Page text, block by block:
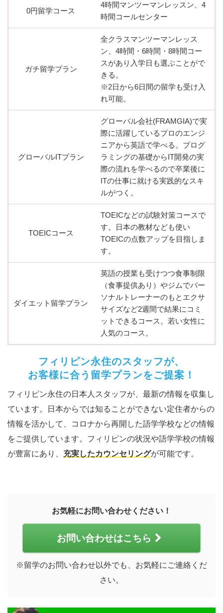
0円留学コース
4時間マンツーマンレッスン、4
時間コールセンター
ガチ留学プラン
全クラスマンツーマンレッス
ン、4時間・6時間・8時間コー
スがあり入学日も選ぶことがで
きる。
※2日から6日間の留学も受け入
れ可能。
グローバルITプラン
グローバル会社(FRAMGIA)で実
際に活躍しているプロのエンジ
ニアから英語で学べる。プログ
ラミングの基礎からIT開発の実
際の流れを学べるので卒業後に
ITの仕事に就ける実践的なスキ
ルがつく。
TOEICコース
TOEICなどの試験対策コースで
す。日本の教材なども使い
TOEICの点数アップを目指しま
す。
ダイエット留学プラン
英語の授業も受けつつ食事制限
（食事提供あり）やジムでパー
ソナルトレーナーのもとエクサ
サイズなど2週間で結果にコミ
ットできるコース。若い女性に
人気のコース。
フィリピン永住のスタッフが、
お客様に合う留学プランをご提案！
フィリピン永住の日本人スタッフが、最新の情報を収集し
ています。日本からでは知ることができない定住者からの
情報を活かして、コロナから再開した語学学校などの情報
をご提供しています。フィリピンの状況や語学学校の情報
が豊富にあり、 充実したカウンセリングが可能です。
お気軽にお問い合わせください！
お問い合わせはこちら
※留学のお問い合わせ以外でも、お気軽にご連絡くだ
さい。